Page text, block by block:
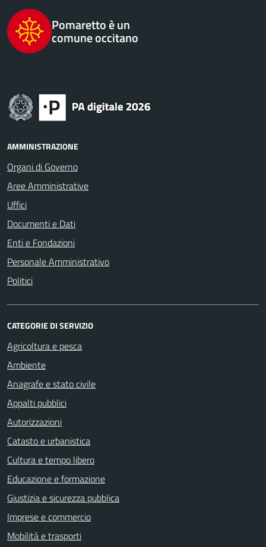
Pomaretto è un
comune occitano
AMMINISTRAZIONE
Organi di Governo
Aree Amministrative
Uffici
Documenti e Dati
Enti e Fondazioni
Personale Amministrativo
Politici
CATEGORIE DI SERVIZIO
Agricoltura e pesca
Ambiente
Anagrafe e stato civile
Appalti pubblici
Autorizzazioni
Catasto e urbanistica
Cultura e tempo libero
Educazione e formazione
Giustizia e sicurezza pubblica
Imprese e commercio
Mobilità e trasporti